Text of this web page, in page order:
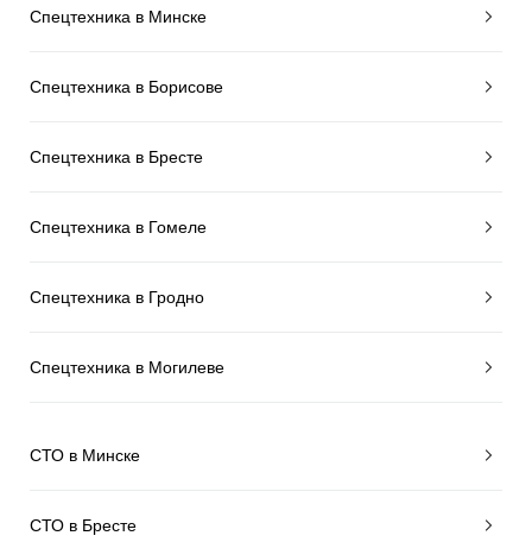
Спецтехника в Минске
Спецтехника в Борисове
Спецтехника в Бресте
Спецтехника в Гомеле
Спецтехника в Гродно
Спецтехника в Могилеве
СТО в Минске
СТО в Бресте